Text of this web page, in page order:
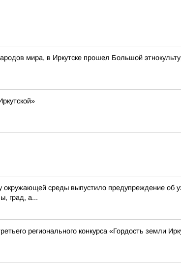
мира, в Иркутске прошел Большой
окружающей среды выпустило предупреждение об
град, а...
регионального конкурса «Гордость земли